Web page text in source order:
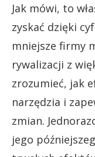
Jak mówi, to
zyskać dzięki
mniejsze firmy
rywalizacji z
zrozumieć, jak
narzędzia i
zmian.
jego